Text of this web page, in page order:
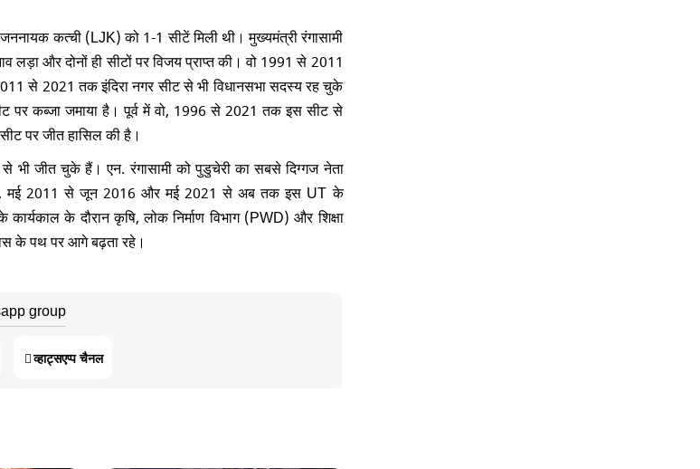
कत्ची (LJK) को 1-1 सीटें मिली थी। मुख्यमंत्री रंगासामी
और दोनों ही सीटों पर विजय प्राप्त की। वो 1991 से 2011
से 2021 तक इंदिरा नगर सीट से भी विधानसभा सदस्य रह चुके
पर कब्जा जमाया है। पूर्व में वो, 1996 से 2021 तक इस सीट से
पर जीत हासिल की है।
जीत चुके हैं। एन. रंगासामी को पुडुचेरी का सबसे दिग्गज नेता
मई 2011 से जून 2016 और मई 2021 से अब तक इस UT के
के दौरान कृषि, लोक निर्माण विभाग (PWD) और शिक्षा
के पथ पर आगे बढ़ता रहे ।
group
व्हाट्सएप्प चैनल